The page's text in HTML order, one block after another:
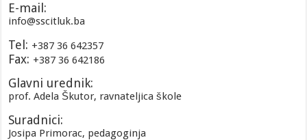
E-mail:
info@sscitluk.ba
Tel: +387 36 642357
Fax: +387 36 642186
Glavni urednik:
prof. Adela Škutor, ravnateljica škole
Suradnici:
Josipa Primorac, pedagoginja